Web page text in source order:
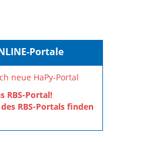
Portale
neue HaPy-Portal
RBS-Portal!
des RBS-Portals finden